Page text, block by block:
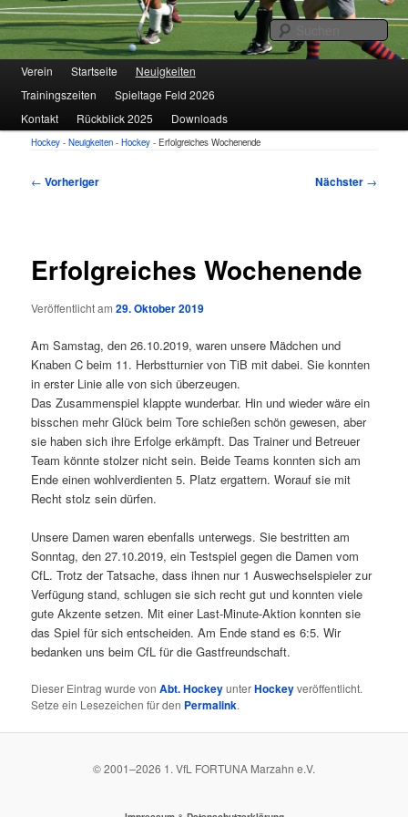
Hockey
1. VfL FORTUNA Marzahn e.V.
Hauptmenü
Zum
primären
Inhalt
springen
Verein Startseite
Neuigkeiten
Trainingszeiten
Spieltage Feld 2026
Kontakt
Rückblick 2025 Downloads
Hockey -Neuigkeiten -Hockey -Erfolgreiches Wochenende
Beitragsnavigation
← Vorheriger Nächster →
Erfolgreiches Wochenende
Veröffentlicht am29. Oktober 2019
Am Samstag, den 26.10.2019, waren unsere Mädchen und
Knaben C beim 11. Herbstturnier von TiB mit dabei. Sie konnten
in erster Linie alle von sich überzeugen.
Das Zusammenspiel klappte wunderbar. Hin und wieder wäre ein
bisschen mehr Glück beim Tore schießen schön gewesen, aber
sie haben sich ihre Erfolge erkämpft. Das Trainer und Betreuer
Team könnte stolzer nicht sein. Beide Teams konnten sich am
Ende einen wohlverdienten 5. Platz ergattern. Worauf sie mit
Recht stolz sein dürfen.
Unsere Damen waren ebenfalls unterwegs. Sie bestritten am
Sonntag, den 27.10.2019, ein Testspiel gegen die Damen vom
CfL. Trotz der Tatsache, dass ihnen nur 1 Auswechselspieler zur
Verfügung stand, schlugen sie sich recht gut und konnten viele
gute Akzente setzen. Mit einer Last-Minute-Aktion konnten sie
das Spiel für sich entscheiden. Am Ende stand es 6:5. Wir
bedanken uns beim CfL für die Gastfreundschaft.
Dieser Eintrag wurde vonAbt. HockeyunterHockeyveröffentlicht.
Setze ein Lesezeichen für den Permalink.
© 2001–2026 1. VfL FORTUNA Marzahn e.V.